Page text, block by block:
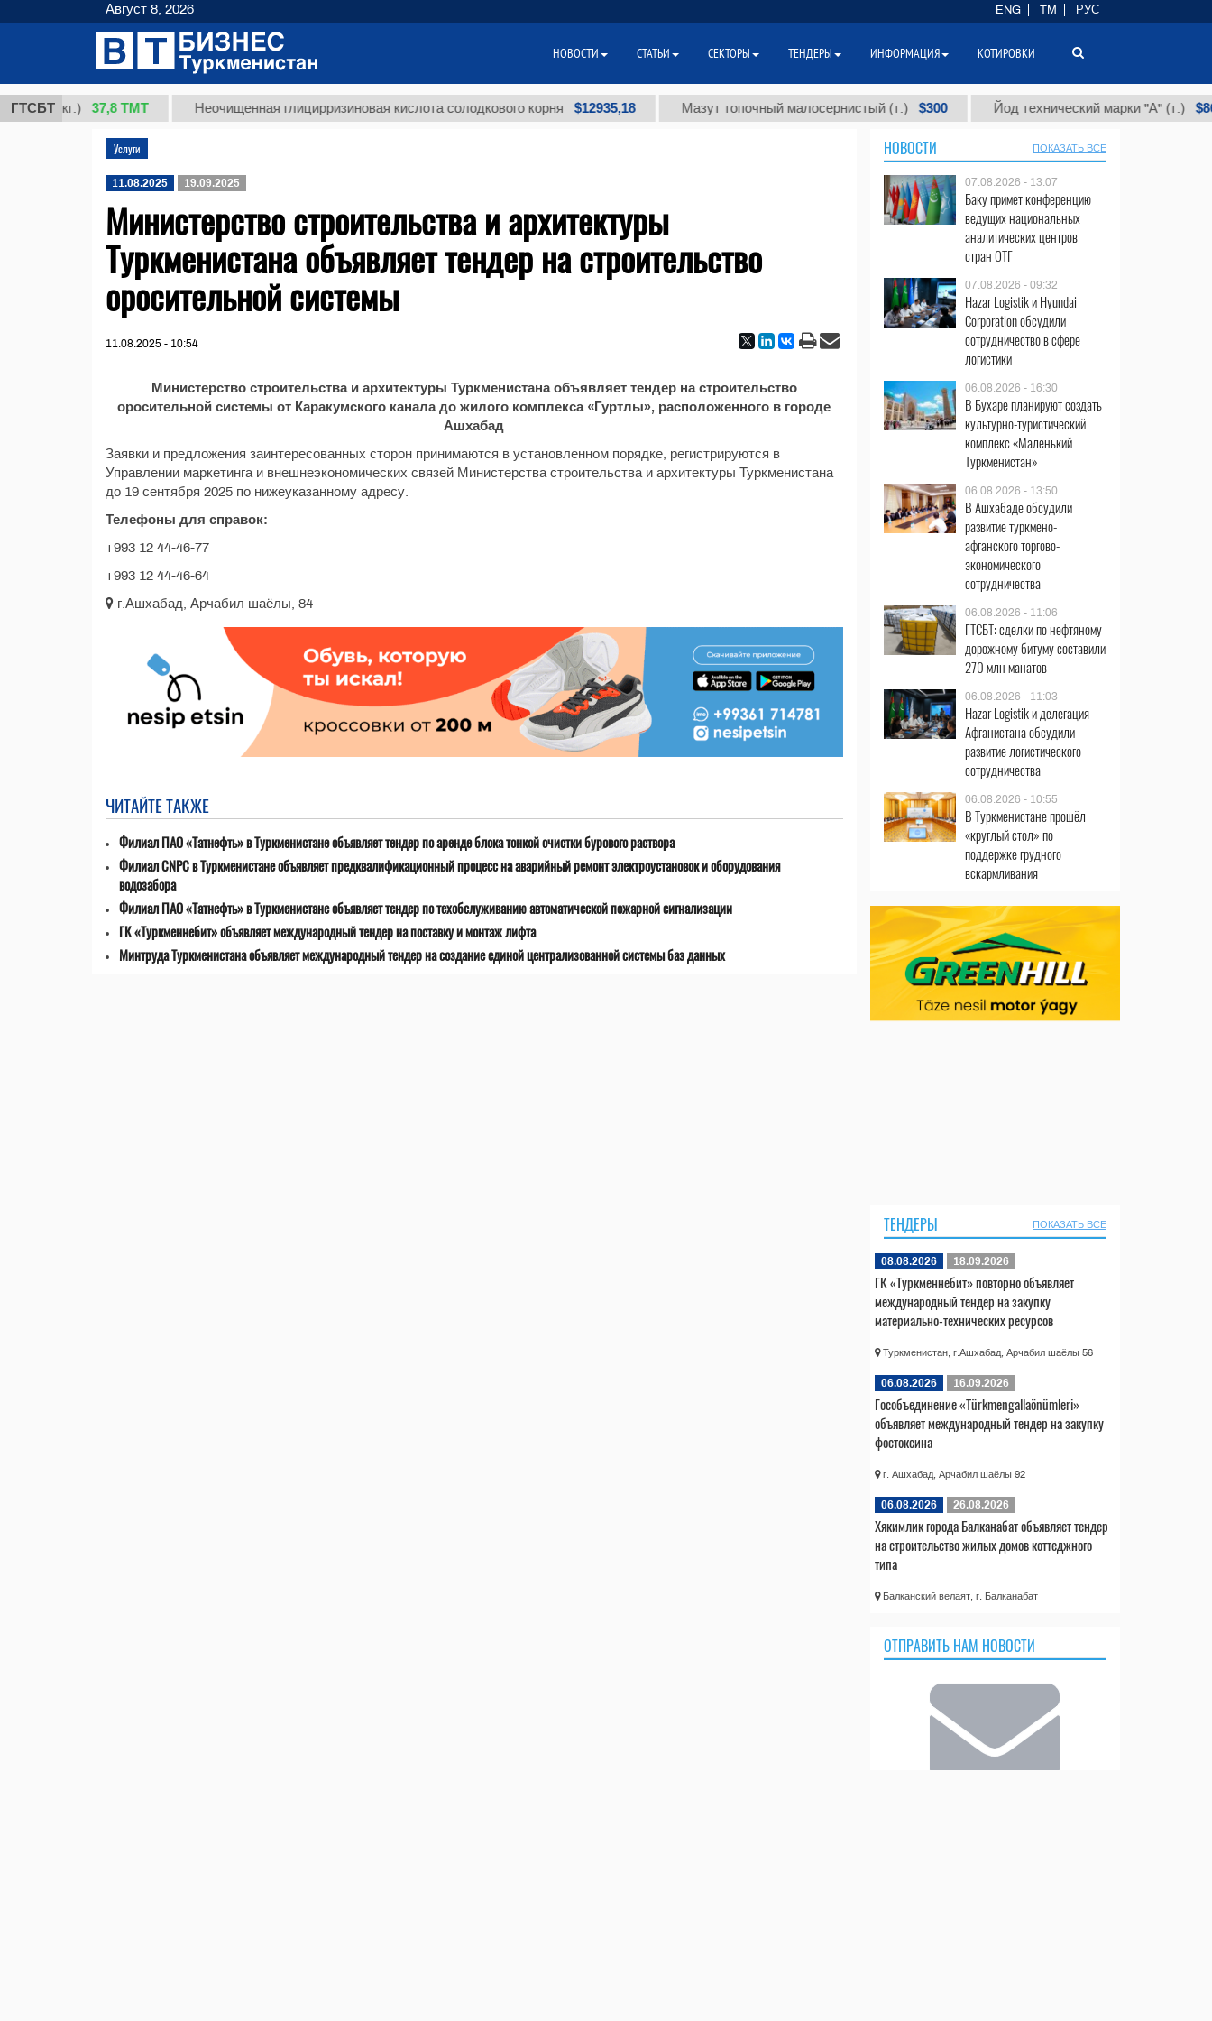
ГТСБТ
1 (кг.) 37,8 ТМТ Неочищенная глицирризиновая кислота солодкового корня $12935,18 Мазут топочный малосернистый (т.) $300 Йод технический марки "А" (т.) $86 000
Услуги
11.08.2025 19.09.2025
Министерство строительства и архитектуры
Туркменистана объявляет тендер на строительство
оросительной системы
11.08.2025 - 10:54
Министерство строительства и архитектуры Туркменистана объявляет тендер на строительство
оросительной системы от Каракумского канала до жилого комплекса «Гуртлы», расположенного в городе
Ашхабад
Заявки и предложения заинтересованных сторон принимаются в установленном порядке, регистрируются в
Управлении маркетинга и внешнеэкономических связей Министерства строительства и архитектуры Туркменистана
до 19 сентября 2025 по нижеуказанному адресу.
Телефоны для справок:
+993 12 44-46-77
+993 12 44-46-64
г.Ашхабад, Арчабил шаёлы, 84
ЧИТАЙТЕ ТАКЖЕ
Филиал ПАО «Татнефть» в Туркменистане объявляет тендер по аренде блока тонкой очистки бурового раствора
Филиал CNPC в Туркменистане объявляет предквалификационный процесс на аварийный ремонт электроустановок и оборудования
водозабора
Филиал ПАО «Татнефть» в Туркменистане объявляет тендер по техобслуживанию автоматической пожарной сигнализации
ГК «Туркменнебит» объявляет международный тендер на поставку и монтаж лифта
Минтруда Туркменистана объявляет международный тендер на создание единой централизованной системы баз данных
НОВОСТИ ПОКАЗАТЬ ВСЕ
07.08.2026 - 13:07
Баку примет конференцию
ведущих национальных
аналитических центров
стран ОТГ
07.08.2026 - 09:32
Hazar Logistik и Hyundai
Corporation обсудили
сотрудничество в сфере
логистики
06.08.2026 - 16:30
В Бухаре планируют создать
культурно-туристический
комплекс «Маленький
Туркменистан»
06.08.2026 - 13:50
В Ашхабаде обсудили
развитие туркмено-
афганского торгово-
экономического
сотрудничества
06.08.2026 - 11:06
ГТСБТ: сделки по нефтяному
дорожному битуму составили
270 млн манатов
06.08.2026 - 11:03
Hazar Logistik и делегация
Афганистана обсудили
развитие логистического
сотрудничества
06.08.2026 - 10:55
В Туркменистане прошёл
«круглый стол» по
поддержке грудного
вскармливания
ТЕНДЕРЫ ПОКАЗАТЬ ВСЕ
08.08.2026 18.09.2026
ГК «Туркменнебит» повторно объявляет
международный тендер на закупку
материально-технических ресурсов
Туркменистан, г.Ашхабад, Арчабил шаёлы 56
06.08.2026 16.09.2026
Гособъединение «Türkmengallaönümleri»
объявляет международный тендер на закупку
фостоксина
г. Ашхабад, Арчабил шаёлы 92
06.08.2026 26.08.2026
Хякимлик города Балканабат объявляет тендер
на строительство жилых домов коттеджного
типа
Балканский велаят, г. Балканабат
ОТПРАВИТЬ НАМ НОВОСТИ
Август 8, 2026 ENG TM РУС
НОВОСТИ СТАТЬИ СЕКТОРЫ ТЕНДЕРЫ ИНФОРМАЦИЯ КОТИРОВКИ